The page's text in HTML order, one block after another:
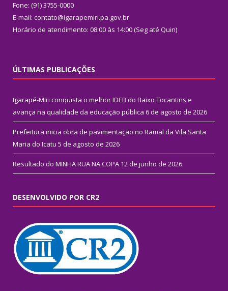
Fone: (91) 3755-0000
E-mail: contato@igarapemiri.pa.gov.br
Horário de atendimento: 08:00 às 14:00 (Seg até Quin)
ÚLTIMAS PUBLICAÇÕES
Igarapé-Miri conquista o melhor IDEB do Baixo Tocantins e
avança na qualidade da educação pública 6 de agosto de 2026
Prefeitura inicia obra de pavimentação no Ramal da Vila Santa
Maria do Icatu 5 de agosto de 2026
Resultado do MINHA RUA NA COPA 12 de junho de 2026
DESENVOLVIDO POR CR2